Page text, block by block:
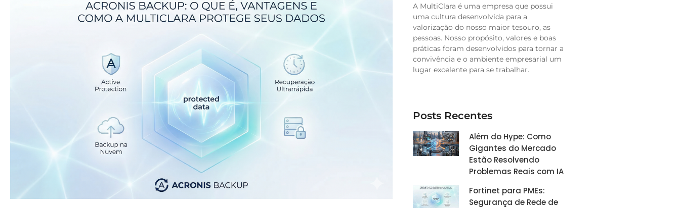
A MultiClara é uma empresa que possui
uma cultura desenvolvida para a
valorização do nosso maior tesouro, as
pessoas. Nosso propósito, valores e boas
práticas foram desenvolvidos para tornar a
convivência e o ambiente empresarial um
lugar excelente para se trabalhar.
Posts Recentes
Além do Hype: Como
Gigantes do Mercado
Estão Resolvendo
Problemas Reais com IA
Fortinet para PMEs:
Segurança de Rede de